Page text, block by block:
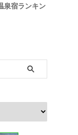
泉宿ランキン